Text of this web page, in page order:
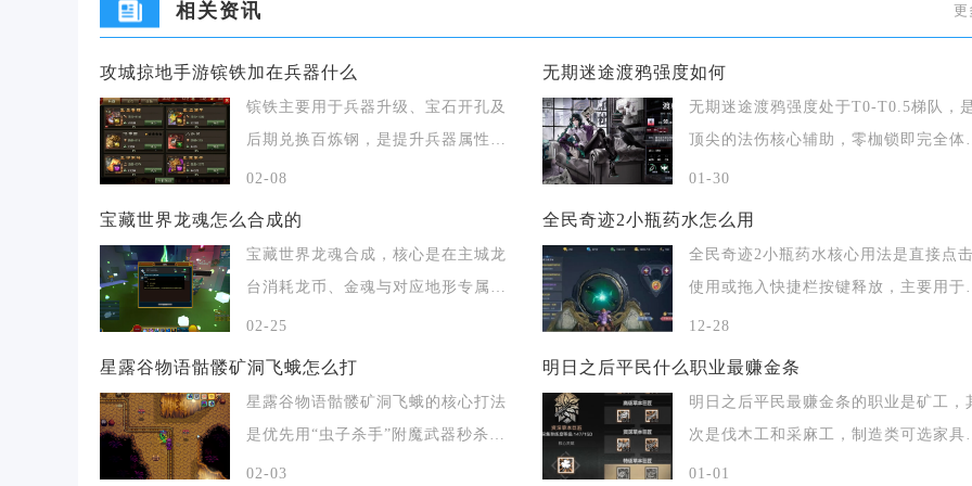
相关资讯 更
攻城掠地手游镔铁加在兵器什么
镔铁主要用于兵器升级、宝石开孔及
后期兑换百炼钢，是提升兵器属性与
战力的核心资源，
02-08
无期迷途渡鸦强度如何
无期迷途渡鸦强度处于T0-T0.5梯队，
顶尖的法伤核心辅助，零枷锁即完全体
兼
01-30
宝藏世界龙魂怎么合成的
宝藏世界龙魂合成，核心是在主城龙
台消耗龙币、金魂与对应地形专属材
料制作，不同龙魂
02-25
全民奇迹2小瓶药水怎么用
全民奇迹2小瓶药水核心用法是直接点击
使用或拖入快捷栏按键释放，主要用于
斗中快速
12-28
星露谷物语骷髅矿洞飞蛾怎么打
星露谷物语骷髅矿洞飞蛾的核心打法
是优先用“虫子杀手”附魔武器秒杀，
其次靠高伤武器
02-03
明日之后平民什么职业最赚金条
明日之后平民最赚金条的职业是矿工，
次是伐木工和采麻工，制造类可选家具
工，战斗类
01-01